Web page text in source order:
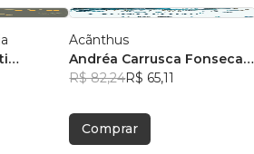
Acãnthus
Andréa Carrusca Fonseca
Fernandes
R$ 82,24R$ 65,11
Comprar